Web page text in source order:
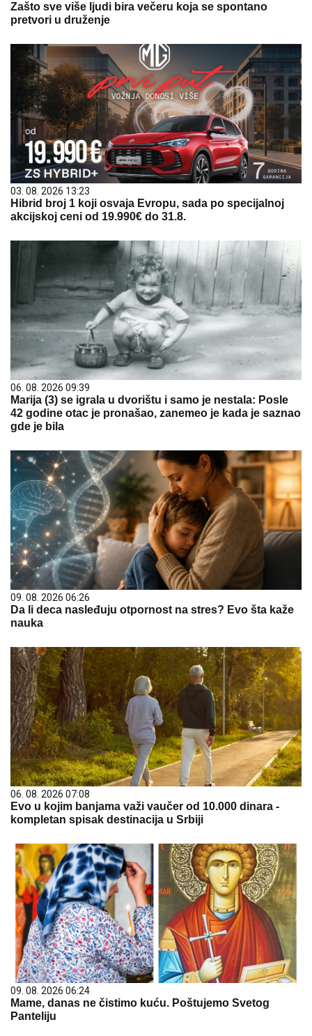
Zašto sve više ljudi bira večeru koja se spontano
pretvori u druženje
03. 08. 2026 13:23
Hibrid broj 1 koji osvaja Evropu, sada po specijalnoj
akcijskoj ceni od 19.990€ do 31.8.
06. 08. 2026 09:39
Marija (3) se igrala u dvorištu i samo je nestala: Posle
42 godine otac je pronašao, zanemeo je kada je saznao
gde je bila
09. 08. 2026 06:26
Da li deca nasleđuju otpornost na stres? Evo šta kaže
nauka
06. 08. 2026 07:08
Evo u kojim banjama važi vaučer od 10.000 dinara -
kompletan spisak destinacija u Srbiji
09. 08. 2026 06:24
Mame, danas ne čistimo kuću. Poštujemo Svetog
Panteliju